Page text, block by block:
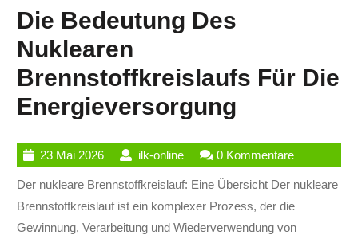
Die Bedeutung Des
Nuklearen
Brennstoffkreislaufs Für Die
Energieversorgung
Des
Nuklearen
23 Mai 202623
Mai
2026
ilk-onlineilk-
online
0 Kommentare
Der nukleare Brennstoffkreislauf: Eine Übersicht Der nukleare
Brennstoffkreislauf ist ein komplexer Prozess, der die
Gewinnung, Verarbeitung und Wiederverwendung von